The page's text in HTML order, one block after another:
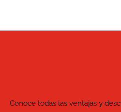
Conoce todas las ventajas y